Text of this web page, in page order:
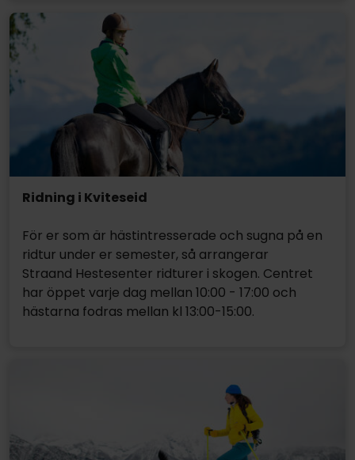
Ridning i Kviteseid
För er som är hästintresserade och sugna på en
ridtur under er semester, så arrangerar
Straand Hestesenter ridturer i skogen. Centret
har öppet varje dag mellan 10:00 - 17:00 och
hästarna fodras mellan kl 13:00-15:00.